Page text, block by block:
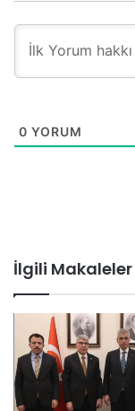
0 YORUM
İlgili Makaleler